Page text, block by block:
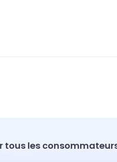
tous les